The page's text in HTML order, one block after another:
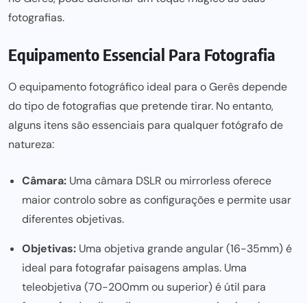
fotografias.
Equipamento Essencial Para Fotografia
Oequipamento fotográfico ideal para o Gerês depende
do tipo de fotografias que pretende tirar. No entanto,
alguns itens sãoessenciais para qualquer fotógrafode
natureza:
Câmara: Uma câmara DSLR ou mirrorless oferece
maior controlo sobre as configurações e permite usar
diferentes objetivas.
Objetivas: Uma objetiva grande angular (16-35mm) é
ideal para fotografar paisagens amplas. Uma
teleobjetiva (70-200mm ou superior) é útil para